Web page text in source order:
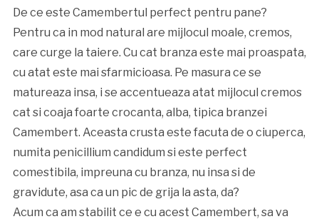
De ce este Camembertul perfect pentru pane?
Pentru ca in mod natural are mijlocul moale, cremos,
care curge la taiere. Cu cat branza este mai proaspata,
cu atat este mai sfarmicioasa. Pe masura ce se
matureaza insa, i se accentueaza atat mijlocul cremos
cat si coaja foarte crocanta, alba, tipica branzei
Camembert. Aceasta crusta este facuta de o ciuperca,
numita penicillium candidum si este perfect
comestibila, impreuna cu branza, nu insa si de
gravidute, asa ca un pic de grija la asta, da?
Acum ca am stabilit ce e cu acest Camembert, sa va